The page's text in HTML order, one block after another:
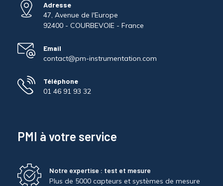
Adresse
47, Avenue de l'Europe
92400 - COURBEVOIE - France
Email
contact@pm-instrumentation.com
Téléphone
01 46 91 93 32
PMI à votre service
Notre expertise : test et mesure
Plus de 5000 capteurs et systèmes de mesure